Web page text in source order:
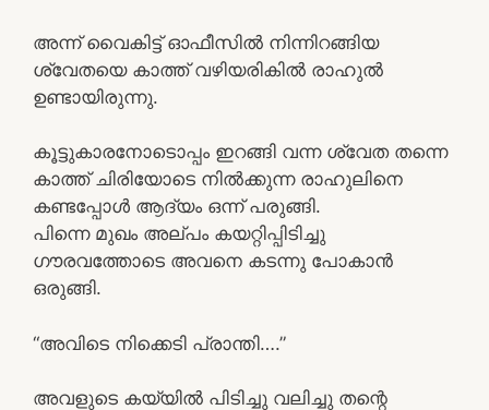
അന്ന് വൈകിട്ട് ഓഫീസിൽ നിന്നിറങ്ങിയ
ശ്വേതയെ കാത്ത് വഴിയരികിൽ രാഹുൽ
ഉണ്ടായിരുന്നു.
കൂട്ടുകാരനോടൊപ്പം ഇറങ്ങി വന്ന ശ്വേത തന്നെ
കാത്ത് ചിരിയോടെ നിൽക്കുന്ന രാഹുലിനെ
കണ്ടപ്പോൾ ആദ്യം ഒന്ന് പരുങ്ങി.
പിന്നെ മുഖം അല്പം കയറ്റിപ്പിടിച്ചു
ഗൗരവത്തോടെ അവനെ കടന്നു പോകാൻ
ഒരുങ്ങി.
“അവിടെ നിക്കെടി പ്രാന്തി….”
അവളുടെ കയ്യിൽ പിടിച്ചു വലിച്ചു തന്റെ